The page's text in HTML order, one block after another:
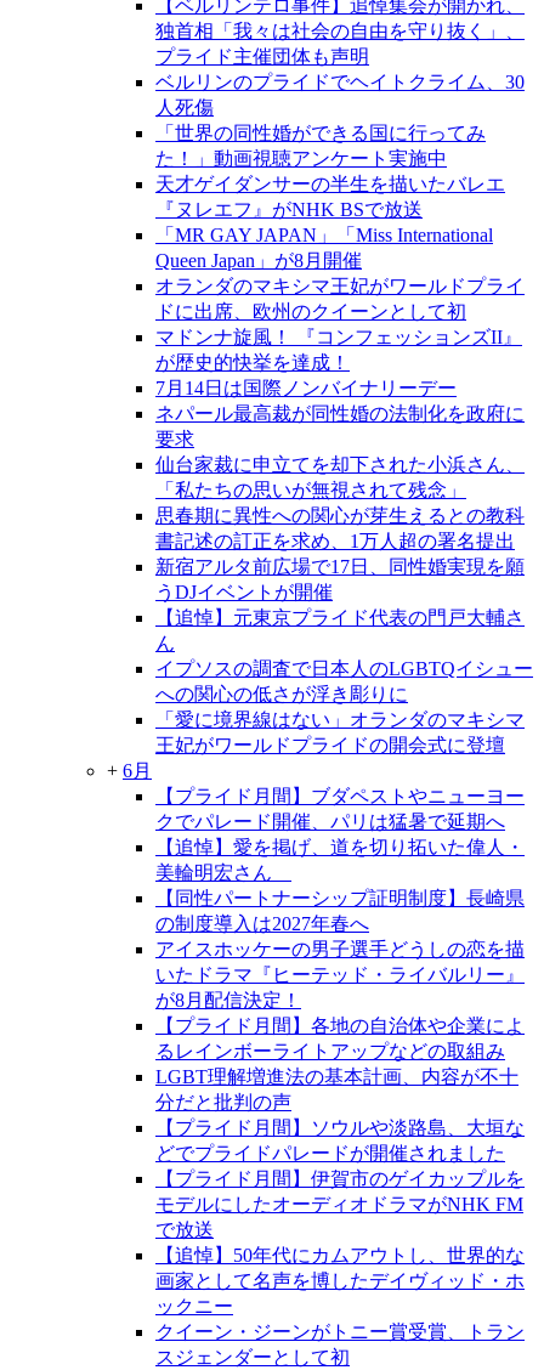
【ベルリンテロ事件】追悼集会が開かれ、
独首相「我々は社会の自由を守り抜く」、
プライド主催団体も声明
ベルリンのプライドでヘイトクライム、30
人死傷
「世界の同性婚ができる国に行ってみ
た！」動画視聴アンケート実施中
天才ゲイダンサーの半生を描いたバレエ
『ヌレエフ』がNHK BSで放送
「MR GAY JAPAN」「Miss International
Queen Japan」が8月開催
オランダのマキシマ王妃がワールドプライ
ドに出席、欧州のクイーンとして初
マドンナ旋風！ 『コンフェッションズII』
が歴史的快挙を達成！
7月14日は国際ノンバイナリーデー
ネパール最高裁が同性婚の法制化を政府に
要求
仙台家裁に申立てを却下された小浜さん、
「私たちの思いが無視されて残念」
思春期に異性への関心が芽生えるとの教科
書記述の訂正を求め、1万人超の署名提出
新宿アルタ前広場で17日、同性婚実現を願
うDJイベントが開催
【追悼】元東京プライド代表の門戸大輔さ
ん
イプソスの調査で日本人のLGBTQイシュー
への関心の低さが浮き彫りに
「愛に境界線はない」オランダのマキシマ
王妃がワールドプライドの開会式に登壇
+ 6月
【プライド月間】ブダペストやニューヨー
クでパレード開催、パリは猛暑で延期へ
【追悼】愛を掲げ、道を切り拓いた偉人・
美輪明宏さん
【同性パートナーシップ証明制度】長崎県
の制度導入は2027年春へ
アイスホッケーの男子選手どうしの恋を描
いたドラマ『ヒーテッド・ライバルリー』
が8月配信決定！
【プライド月間】各地の自治体や企業によ
るレインボーライトアップなどの取組み
LGBT理解増進法の基本計画、内容が不十
分だと批判の声
【プライド月間】ソウルや淡路島、大垣な
どでプライドパレードが開催されました
【プライド月間】伊賀市のゲイカップルを
モデルにしたオーディオドラマがNHK FM
で放送
【追悼】50年代にカムアウトし、世界的な
画家として名声を博したデイヴィッド・ホ
ックニー
クイーン・ジーンがトニー賞受賞、トラン
スジェンダーとして初